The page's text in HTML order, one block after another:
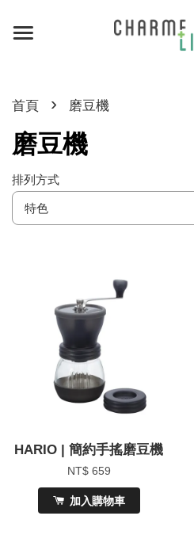
首頁 › 磨豆機
磨豆機
排列方式
HARIO | 簡約手搖磨豆機
NT$ 659
加入購物車